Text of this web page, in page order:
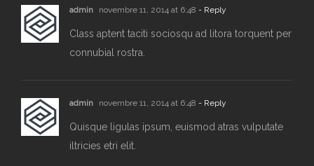
admin novembre 11, 2014 at 6:48 - Reply
Class aptent taciti sociosqu ad litora torquent per
connubial rostra.
admin novembre 11, 2014 at 6:48 - Reply
Quisque ligulas ipsum, euismod atras vulputate
iltricies etri elit.